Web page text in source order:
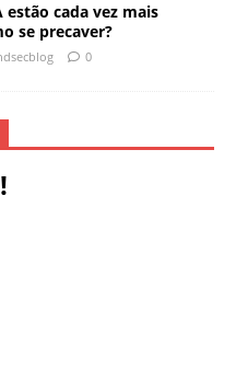
estão cada vez mais
se precaver?
0